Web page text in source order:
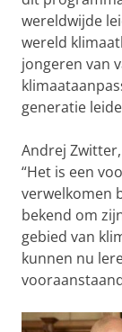
wereldwijde
wereld
jongeren van
generatie
Andrej
“Het is een
verwelkomen
bekend om
gebied van
kunnen nu